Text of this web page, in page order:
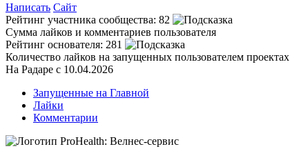
Написать Сайт
Рейтинг участника сообщества: 82
Сумма лайков и комментариев пользователя
Рейтинг основателя: 281
Количество лайков на запущенных пользователем проектах
На Радаре с 10.04.2026
Запущенные на Главной
Лайки
Комментарии